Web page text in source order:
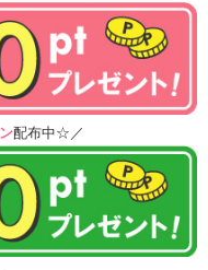
配布中☆／